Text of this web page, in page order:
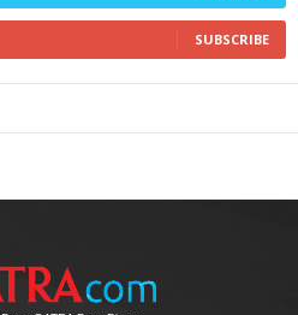
SUBSCRIBE